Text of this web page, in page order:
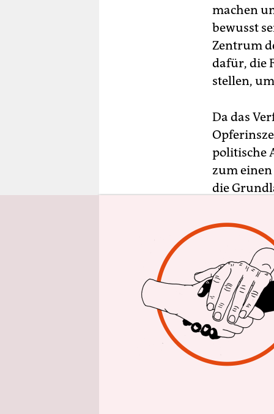
machen
bewusst
Zentrum
dafür, die
stellen,
Da das
politische
zum
die
materiell
flexibel
die
CDU-
so stabil
Partei für
den
Dies